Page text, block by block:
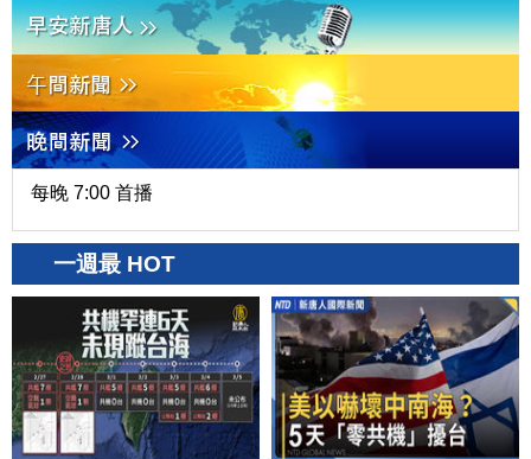
每晚 7:00 首播
一週最 HOT